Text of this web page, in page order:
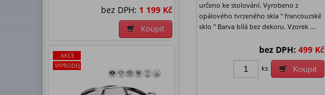
bez DPH: 1 199 Kč
Koupit
AKCE
VÝPRODEJ
určeno ke stolování. Vyrobeno z
opálového tvrzeného skla " francouzské
sklo " Barva bílá bez dekoru. Vzorek ...
bez DPH: 499 Kč
Koupit
ks